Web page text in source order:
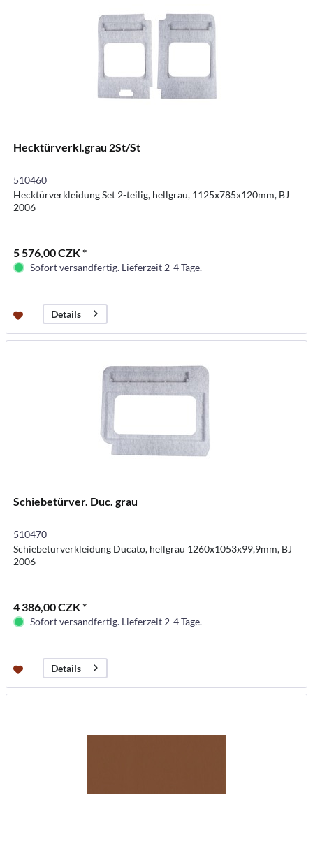
Hecktürverkl.grau 2St/St
510460
Hecktürverkleidung Set 2-teilig, hellgrau, 1125x785x120mm, BJ
2006
5 576,00 CZK *
Sofort versandfertig. Lieferzeit 2-4 Tage.
Details
Schiebetürver. Duc. grau
510470
Schiebetürverkleidung Ducato, hellgrau 1260x1053x99,9mm, BJ
2006
4 386,00 CZK *
Sofort versandfertig. Lieferzeit 2-4 Tage.
Details